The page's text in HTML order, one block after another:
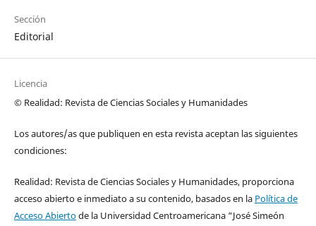
Sección
Editorial
Licencia
© Realidad: Revista de Ciencias Sociales y Humanidades
Los autores/as que publiquen en esta revista aceptan las siguientes
condiciones:
Realidad: Revista de Ciencias Sociales y Humanidades, proporciona
acceso abierto e inmediato a su contenido, basados en la Política de
Acceso Abiertode la Universidad Centroamericana “José Simeón